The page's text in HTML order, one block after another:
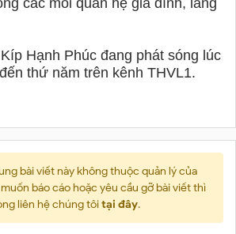
các mối quan hệ gia đình, làng
Hạnh Phúc đang phát sóng lúc
thứ năm trên kênh THVL1.
bài viết này không thuộc quản lý của
báo cáo hoặc yêu cầu gỡ bài viết thì
liên hệ chúng tôitại đây.